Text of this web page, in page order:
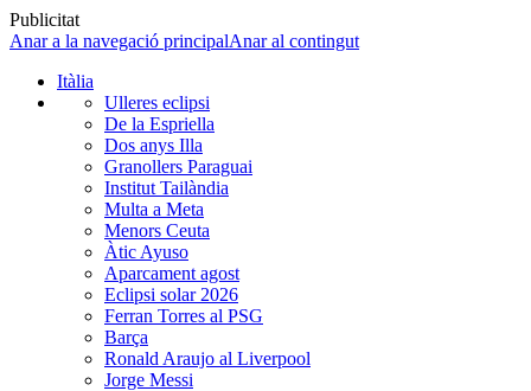
Publicitat
Anar a la navegació principalAnar al contingut
Itàlia
Ulleres eclipsi
De la Espriella
Dos anys Illa
Granollers Paraguai
Institut Tailàndia
Multa a Meta
Menors Ceuta
Àtic Ayuso
Aparcament agost
Eclipsi solar 2026
Ferran Torres al PSG
Barça
Ronald Araujo al Liverpool
Jorge Messi